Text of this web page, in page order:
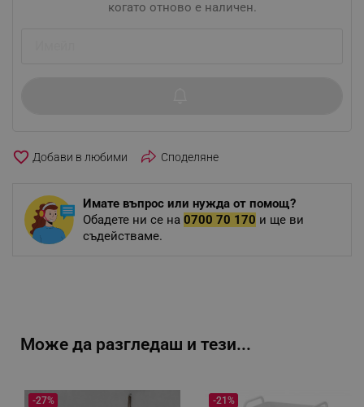
когато отново е наличен.
favorite_border Споделяне
Имате въпрос или нужда от помощ?
Обадете ни се на 0700 70 170 и ще ви
съдействаме.
Може да разгледаш и тези...
-27% -21%